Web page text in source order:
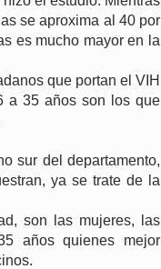
se aproxima al 40 por
es mucho mayor en la
que portan el VIH
a 35 años son los que
sur del departamento,
ya se trate de la
son las mujeres, las
años quienes mejor